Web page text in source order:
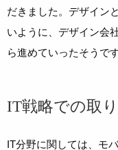
だきました。デザイン
いように、デザイン会
ら進めていったそうです
IT戦略での取
IT分野に関しては、モ